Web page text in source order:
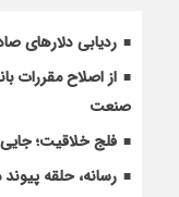
ردیابی دلارهای
از اصلاح مقررات
صنعت
فلج خلاقیت؛
رسانه، حلقه